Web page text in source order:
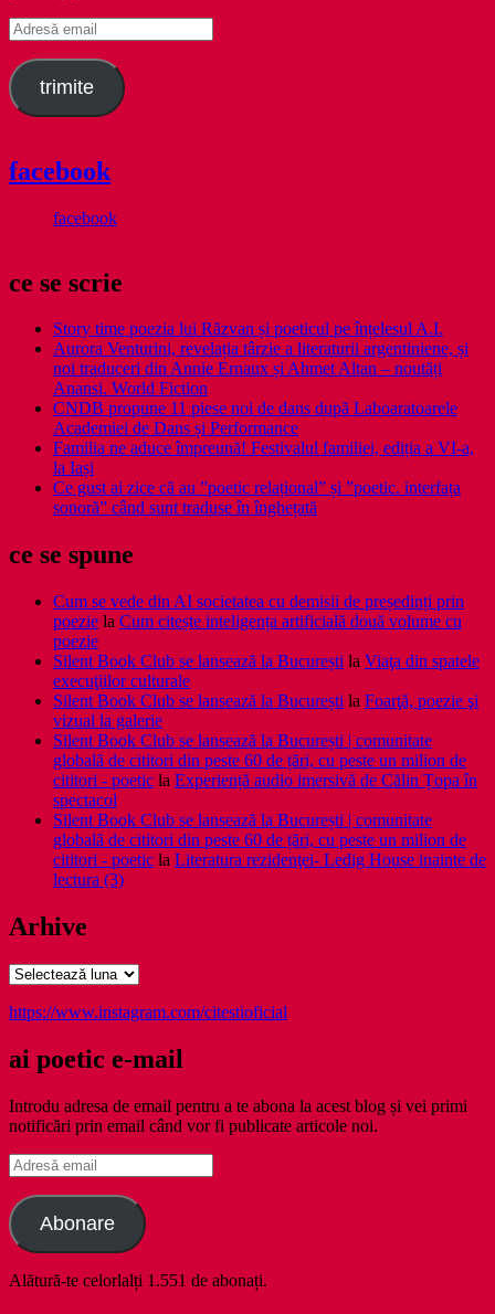
Adresă
email
trimite
facebook
facebook
ce se scrie
Story time poezia lui Răzvan și poeticul pe înțelesul A.I.
Aurora Venturini, revelația târzie a literaturii argentiniene, și
noi traduceri din Annie Ernaux și Ahmet Altan – noutăți
Anansi. World Fiction
CNDB propune 11 piese noi de dans după Laboaratoarele
Academiei de Dans și Performance
Familia ne aduce împreună! Festivalul familiei, ediția a VI-a,
la Iași
Ce gust ai zice că au ”poetic relațional” și ”poetic. interfața
sonoră” când sunt traduse în înghețată
ce se spune
Cum se vede din AI societatea cu demisii de președinți prin
poezie la Cum citește inteligența artificială două volume cu
poezie
Silent Book Club se lansează la București la Viaţa din spatele
execuţiilor culturale
Silent Book Club se lansează la București la Foarţă, poezie şi
vizual la galerie
Silent Book Club se lansează la București | comunitate
globală de cititori din peste 60 de țări, cu peste un milion de
cititori - poetic la Experiență audio imersivă de Călin Țopa în
spectacol
Silent Book Club se lansează la București | comunitate
globală de cititori din peste 60 de țări, cu peste un milion de
cititori - poetic la Literatura rezidenţei- Ledig House inainte de
lectura (3)
Arhive
Arhive
https://www.instagram.com/citestioficial
ai poetic e-mail
Introdu adresa de email pentru a te abona la acest blog și vei primi
notificări prin email când vor fi publicate articole noi.
Adresă
email
Abonare
Alătură-te celorlalți 1.551 de abonați.